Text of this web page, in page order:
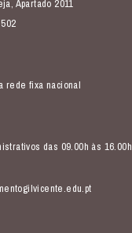
Apartado 2011
rede fixa nacional
das 09.00h às 16.00h